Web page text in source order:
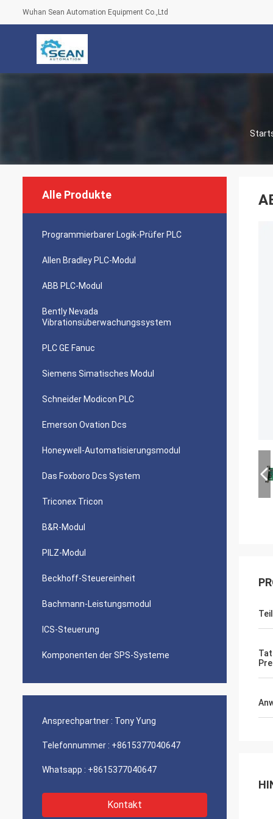
Wuhan Sean Automation Equipment Co.,Ltd
Alle Produkte
Programmierbarer Logik-Prüfer PLC
Allen Bradley PLC-Modul
ABB PLC-Modul
Bently Nevada
Vibrationsüberwachungssystem
PLC GE Fanuc
Siemens Simatisches Modul
Schneider Modicon PLC
Emerson Ovation Dcs
Honeywell-Automatisierungsmodul
Das Foxboro Dcs System
Triconex Tricon
B&R-Modul
PILZ-Modul
Beckhoff-Steuereinheit
Bachmann-Leistungsmodul
ICS-Steuerung
Komponenten der SPS-Systeme
Ansprechpartner : Tony Yung
Telefonnummer : +8615377040647
Whatsapp : +8615377040647
Kontakt